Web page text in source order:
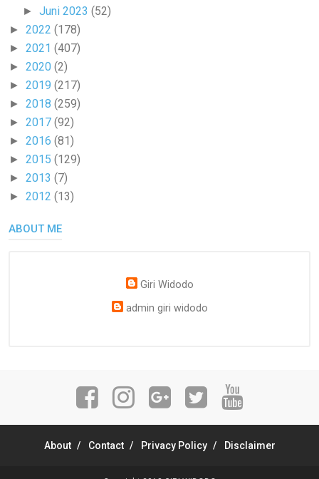
►Juni 2023(52)
► 2022 (178)
► 2021 (407)
► 2020 (2)
► 2019 (217)
► 2018 (259)
► 2017 (92)
► 2016 (81)
► 2015 (129)
► 2013 (7)
► 2012 (13)
ABOUT ME
Giri Widodo
admin giri widodo
About Contact Privacy Policy Disclaimer